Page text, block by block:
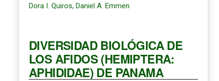
Dora I. Quiros, Daniel A. Emmen
DIVERSIDAD BIOLÓGICA DE
LOS AFIDOS (HEMIPTERA:
APHIDIDAE) DE PANAMA